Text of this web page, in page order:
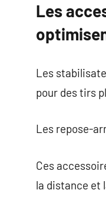
Les
Les
pour des tirs
Les repose-
Ces
la distance et